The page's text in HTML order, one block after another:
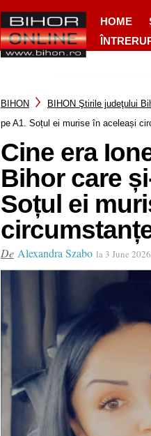
HOME
BIHON BIHON Ştirile judeţului
pe A1. Soțul ei murise în aceleași
Cine era
Bihor care
Soțul ei
De Alexandra Szabo la 3 June